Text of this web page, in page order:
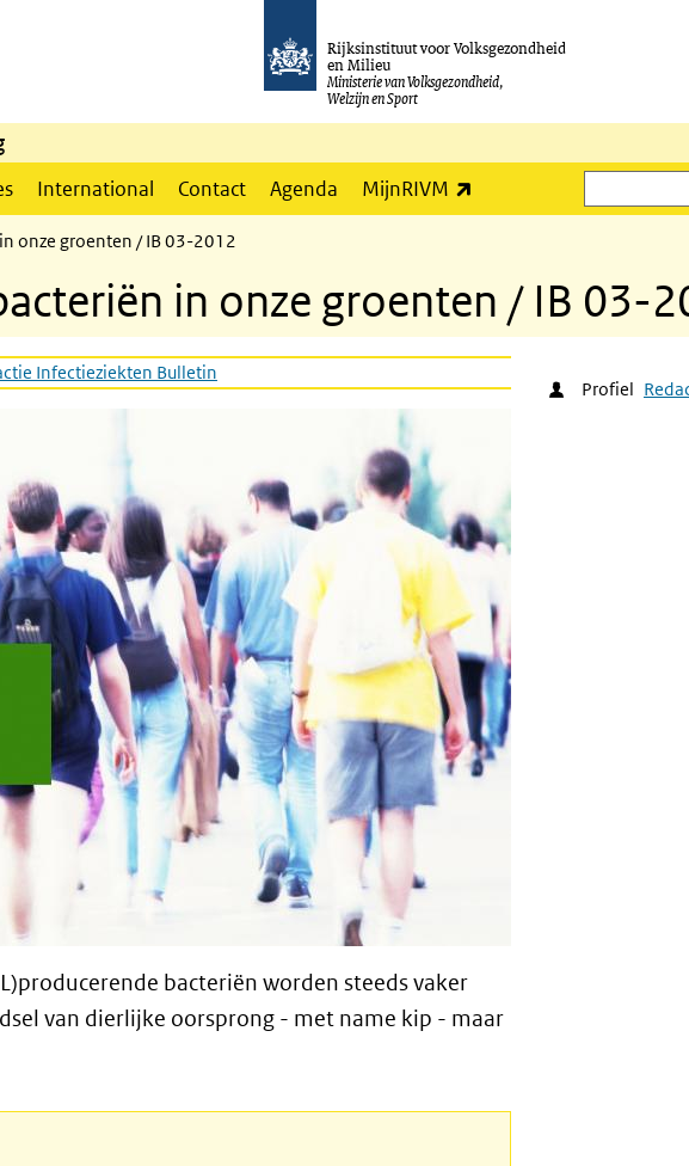
Rijksinstituut voor Volksgezondheid
en Milieu
Ministerie van Volksgezondheid,
Welzijn en Sport
International Contact Agenda MijnRIVM
Zoeken
onze groenten / IB 03-2012
in onze groenten / IB 03-
Infectieziekten Bulletin
bacteriën worden steeds vaker
van dierlijke oorsprong - met name kip - maar
Profiel